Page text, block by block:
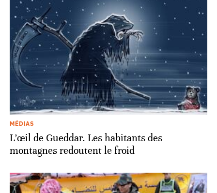
MÉDIAS
L’œil de Gueddar. Les habitants des
montagnes redoutent le froid